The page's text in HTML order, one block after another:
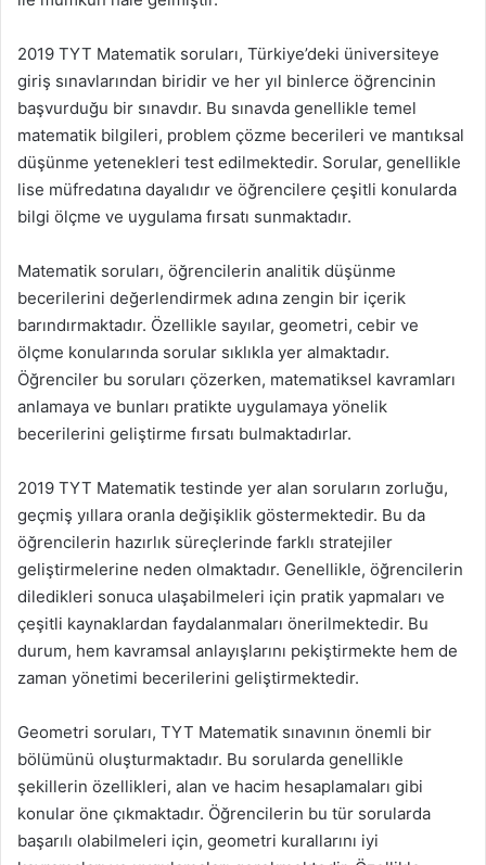
2019 TYT Matematik soruları, Türkiye’deki üniversiteye
giriş sınavlarından biridir ve her yıl binlerce öğrencinin
başvurduğu bir sınavdır. Bu sınavda genellikle temel
matematik bilgileri, problem çözme becerileri ve mantıksal
düşünme yetenekleri test edilmektedir. Sorular, genellikle
lise müfredatına dayalıdır ve öğrencilere çeşitli konularda
bilgi ölçme ve uygulama fırsatı sunmaktadır.
Matematik soruları, öğrencilerin analitik düşünme
becerilerini değerlendirmek adına zengin bir içerik
barındırmaktadır. Özellikle sayılar, geometri, cebir ve
ölçme konularında sorular sıklıkla yer almaktadır.
Öğrenciler bu soruları çözerken, matematiksel kavramları
anlamaya ve bunları pratikte uygulamaya yönelik
becerilerini geliştirme fırsatı bulmaktadırlar.
2019 TYT Matematik testinde yer alan soruların zorluğu,
geçmiş yıllara oranla değişiklik göstermektedir. Bu da
öğrencilerin hazırlık süreçlerinde farklı stratejiler
geliştirmelerine neden olmaktadır. Genellikle, öğrencilerin
diledikleri sonuca ulaşabilmeleri için pratik yapmaları ve
çeşitli kaynaklardan faydalanmaları önerilmektedir. Bu
durum, hem kavramsal anlayışlarını pekiştirmekte hem de
zaman yönetimi becerilerini geliştirmektedir.
Geometri soruları, TYT Matematik sınavının önemli bir
bölümünü oluşturmaktadır. Bu sorularda genellikle
şekillerin özellikleri, alan ve hacim hesaplamaları gibi
konular öne çıkmaktadır. Öğrencilerin bu tür sorularda
başarılı olabilmeleri için, geometri kurallarını iyi